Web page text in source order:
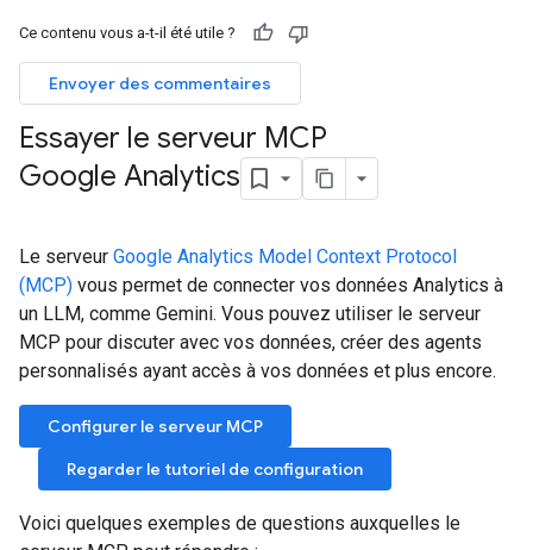
Ce contenu vous a-t-il été utile ?
Envoyer des commentaires
Essayer le serveur MCP
Google Analytics
Le serveur Google Analytics Model Context Protocol
(MCP) vous permet de connecter vos données Analytics à
un LLM, comme Gemini. Vous pouvez utiliser le serveur
MCP pour discuter avec vos données, créer des agents
personnalisés ayant accès à vos données et plus encore.
Configurer le serveur MCP
Regarder le tutoriel de configuration
Voici quelques exemples de questions auxquelles le